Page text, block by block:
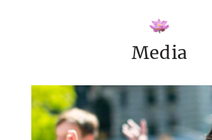
Media